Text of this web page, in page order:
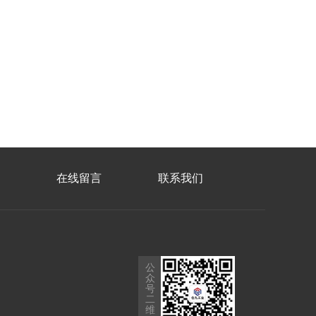
在线留言 联系我们
公
众
号
二
维